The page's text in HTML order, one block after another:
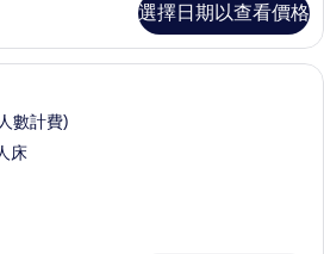
選擇日期以查看價格
羽絨被、遮光布/窗簾、免費無線上網
數計費)
床